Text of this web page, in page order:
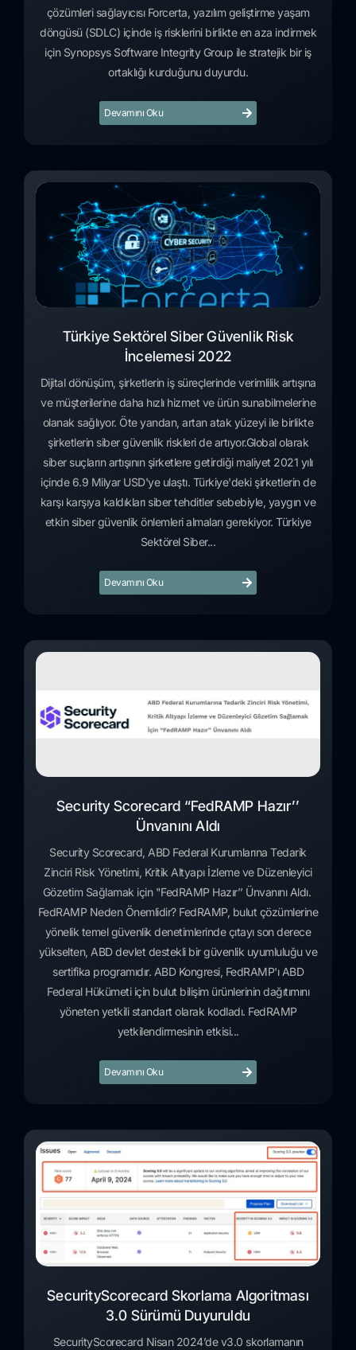
çözümleri sağlayıcısı Forcerta, yazılım geliştirme yaşam
döngüsü (SDLC) içinde iş risklerini birlikte en aza indirmek
için Synopsys Software Integrity Group ile stratejik bir iş
ortaklığı kurduğunu duyurdu.
Devamını Oku
Türkiye Sektörel Siber Güvenlik Risk
İncelemesi 2022
Dijital dönüşüm, şirketlerin iş süreçlerinde verimlilik artışına
ve müşterilerine daha hızlı hizmet ve ürün sunabilmelerine
olanak sağlıyor. Öte yandan, artan atak yüzeyi ile birlikte
şirketlerin siber güvenlik riskleri de artıyor.Global olarak
siber suçların artışının şirketlere getirdiği maliyet 2021 yılı
içinde 6.9 Milyar USD'ye ulaştı. Türkiye'deki şirketlerin de
karşı karşıya kaldıkları siber tehditler sebebiyle, yaygın ve
etkin siber güvenlik önlemleri almaları gerekiyor. Türkiye
Sektörel Siber...
Devamını Oku
Security Scorecard “FedRAMP Hazır’’
Ünvanını Aldı
Security Scorecard, ABD Federal Kurumlarına Tedarik
Zinciri Risk Yönetimi, Kritik Altyapı İzleme ve Düzenleyici
Gözetim Sağlamak için "FedRAMP Hazır’’ Ünvanını Aldı.
FedRAMP Neden Önemlidir? FedRAMP, bulut çözümlerine
yönelik temel güvenlik denetimlerinde çıtayı son derece
yükselten, ABD devlet destekli bir güvenlik uyumluluğu ve
sertifika programıdır. ABD Kongresi, FedRAMP'ı ABD
Federal Hükümeti için bulut bilişim ürünlerinin dağıtımını
yöneten yetkili standart olarak kodladı. FedRAMP
yetkilendirmesinin etkisi...
Devamını Oku
SecurityScorecard Skorlama Algoritması
3.0 Sürümü Duyuruldu
SecurityScorecard Nisan 2024’de v3.0 skorlamanın